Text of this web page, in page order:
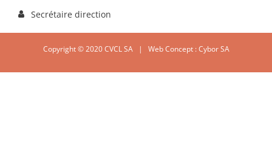
Secrétaire direction
Copyright © 2020 CVCL SA | Web Concept :Cybor SA